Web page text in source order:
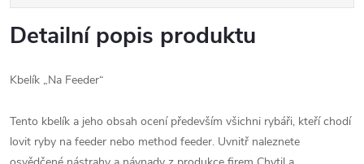
Detailní popis produktu
Kbelík „Na Feeder“
Tento kbelík a jeho obsah ocení především všichni rybáři, kteří chodí
lovit ryby na feeder nebo method feeder. Uvnitř naleznete